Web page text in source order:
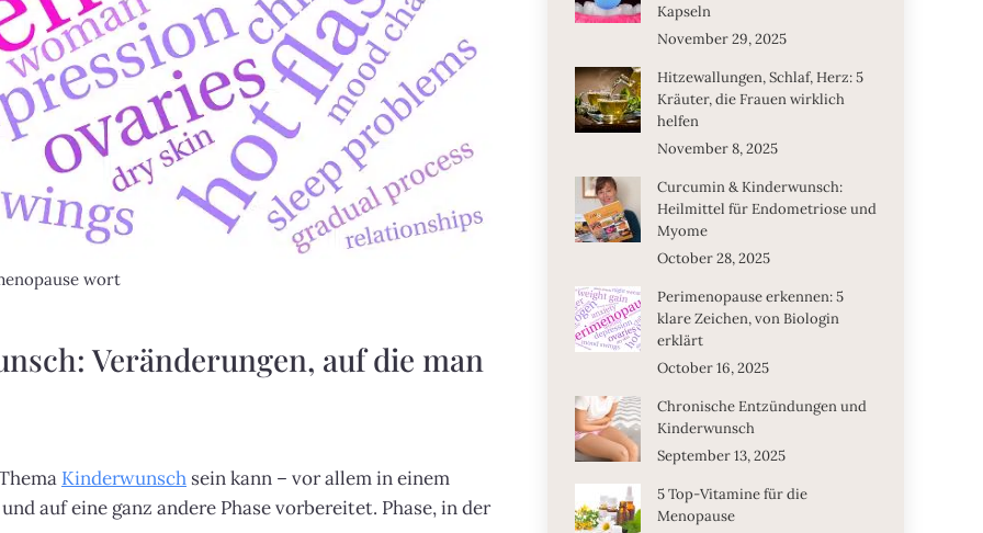
wort
Veränderungen, auf die man
Kinderwunsch sein kann – vor allem in einem
auf eine ganz andere Phase vorbereitet. Phase, in der
Kapseln
November 29, 2025
Hitzewallungen, Schlaf, Herz: 5
Kräuter, die Frauen wirklich
helfen
November 8, 2025
Curcumin & Kinderwunsch:
Heilmittel für Endometriose und
Myome
October 28, 2025
Perimenopause erkennen: 5
klare Zeichen, von Biologin
erklärt
October 16, 2025
Chronische Entzündungen und
Kinderwunsch
September 13, 2025
5 Top-Vitamine für die
Menopause